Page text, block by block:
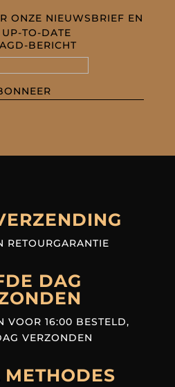
ONZE NIEUWSBRIEF EN
TO-DATE
BERICHT
RETOURGARANTIE
DAG
VOOR 16:00 BESTELD,
VERZONDEN